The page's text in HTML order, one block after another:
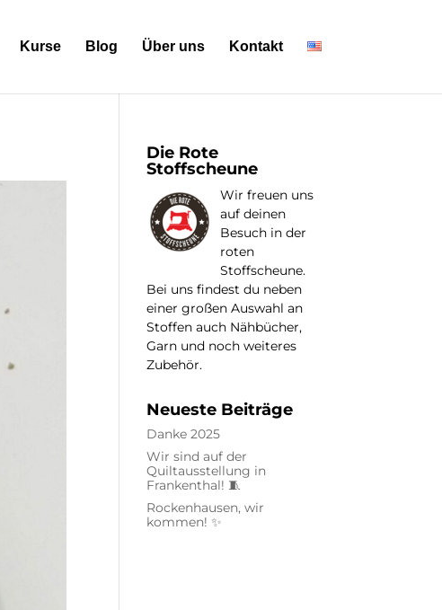
Kurse Blog Über uns Kontakt
Die Rote
Stoffscheune
Wir freuen uns
auf deinen
Besuch in der
roten
Stoffscheune.
Bei uns findest du neben
einer großen Auswahl an
Stoffen auch Nähbücher,
Garn und noch weiteres
Zubehör.
Neueste Beiträge
Danke 2025
Wir sind auf der
Quiltausstellung in
Frankenthal! 🧵
Rockenhausen, wir
kommen! ✨